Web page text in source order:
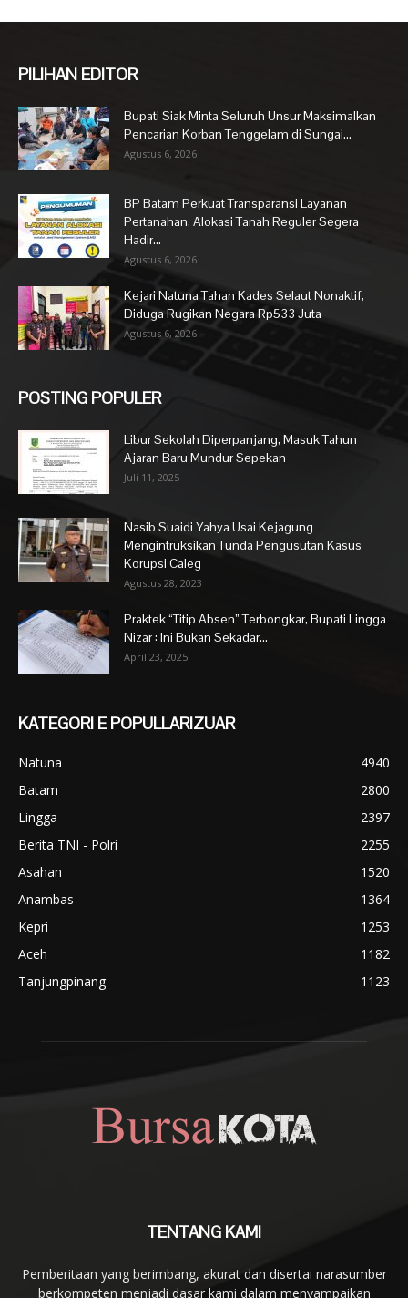
PILIHAN EDITOR
Bupati Siak Minta Seluruh Unsur Maksimalkan
Pencarian Korban Tenggelam di Sungai...
Agustus 6, 2026
BP Batam Perkuat Transparansi Layanan
Pertanahan, Alokasi Tanah Reguler Segera
Hadir...
Agustus 6, 2026
Kejari Natuna Tahan Kades Selaut Nonaktif,
Diduga Rugikan Negara Rp533 Juta
Agustus 6, 2026
POSTING POPULER
Libur Sekolah Diperpanjang, Masuk Tahun
Ajaran Baru Mundur Sepekan
Juli 11, 2025
Nasib Suaidi Yahya Usai Kejagung
Mengintruksikan Tunda Pengusutan Kasus
Korupsi Caleg
Agustus 28, 2023
Praktek “Titip Absen” Terbongkar, Bupati Lingga
Nizar : Ini Bukan Sekadar...
April 23, 2025
KATEGORI E POPULLARIZUAR
Natuna
4940
Batam
2800
Lingga
2397
Berita TNI - Polri
2255
Asahan
1520
Anambas
1364
Kepri
1253
Aceh
1182
Tanjungpinang
1123
TENTANG KAMI
Pemberitaan yang berimbang, akurat dan disertai narasumber
berkompeten menjadi dasar kami dalam menyampaikan